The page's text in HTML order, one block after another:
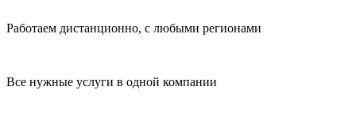
Работаем дистанционно, с любыми регионами
Все нужные услуги в одной компании